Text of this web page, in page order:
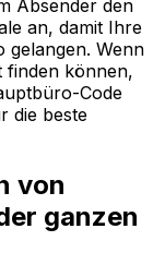
Absender den
an, damit Ihre
gelangen. Wenn
finden können,
Code
die beste
von
ganzen